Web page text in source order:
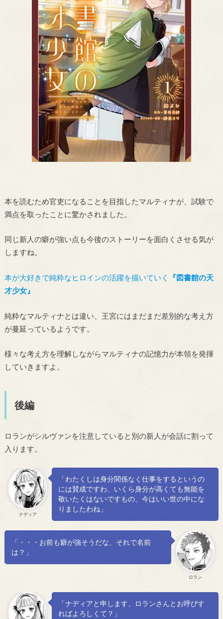
本を読むため官吏になることを目指したマルティナが、試験で
満点を取ったことに驚かされました。
同じ新人の癖が強い点も今後のストーリーを面白くさせる気が
しますね。
本が大好きで純粋なヒロインの活躍を描いていく
『図書館の天
才少女』
純粋なマルティナとは違い、王宮にはまだまだ差別的な考え方
が蔓延っているようです。
様々な考え方を理解しながらマルティナの記憶力が本領を発揮
していきますよ。
後編
ロランがシルヴァンを注意していると別の新人が会話に割って
入ります。
ナディア
「わたくしは身分関係なく仕事をするというの
には賛成ですわ、いくら身分が高くても無能を
敬いたくはないですもの、今はいい世の中にな
りましたわね」
ロラン
「・・・お前も癖が強そうだな、それで名前
は？」
「ナディアと申します、ロランさんとお呼びす
ればよろしくて？」